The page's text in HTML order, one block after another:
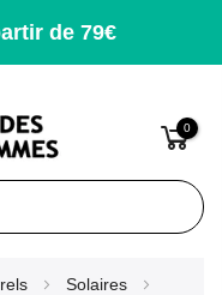
de 79€
0
Solaires